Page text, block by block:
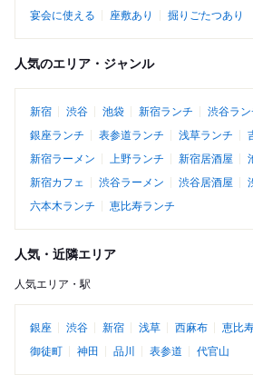
宴会に使える
座敷あり 掘りごたつあり
人気のエリア・ジャンル
新宿 渋谷 池袋 新宿ランチ 渋谷ラン
銀座ランチ
表参道ランチ 浅草ランチ
新宿ラーメン
上野ランチ 新宿居酒屋
新宿カフェ
渋谷ラーメン 渋谷居酒屋
六本木ランチ
恵比寿ランチ
人気・近隣エリア
人気エリア・駅
銀座 渋谷 新宿 浅草 西麻布 恵比
御徒町
神田 品川 表参道 代官山